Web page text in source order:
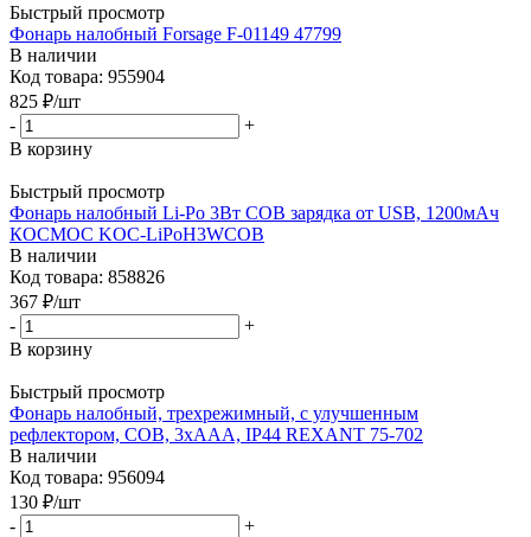
Быстрый просмотр
Фонарь налобный Forsage F-01149 47799
В наличии
Код товара: 955904
825 ₽/шт
-
+
В корзину
Быстрый просмотр
Фонарь налобный Li-Po 3Вт COB зарядка от USB, 1200мАч
КОСМОС KOC-LiPoH3WCOB
В наличии
Код товара: 858826
367 ₽/шт
-
+
В корзину
Быстрый просмотр
Фонарь налобный, трехрежимный, с улучшенным
рефлектором, СОВ, 3хААА, IP44 REXANT 75-702
В наличии
Код товара: 956094
130 ₽/шт
-
+